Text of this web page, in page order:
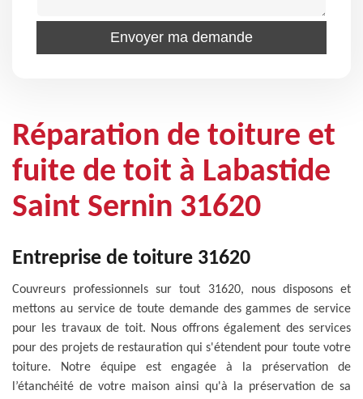
Réparation de toiture et
fuite de toit à Labastide
Saint Sernin 31620
Entreprise de toiture 31620
Couvreurs professionnels sur tout 31620, nous disposons et
mettons au service de toute demande des gammes de service
pour les travaux de toit. Nous offrons également des services
pour des projets de restauration qui s'étendent pour toute votre
toiture. Notre équipe est engagée à la préservation de
l’étanchéité de votre maison ainsi qu'à la préservation de sa